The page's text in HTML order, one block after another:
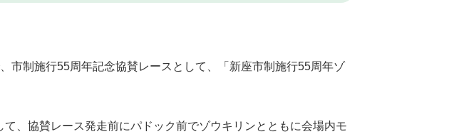
市制施行55周年記念協賛レースとして、「新座市制施行55周年ゾ
、協賛レース発走前にパドック前でゾウキリンとともに会場内モ